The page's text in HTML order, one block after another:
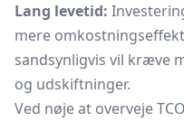
Lang levetid:
mere
sandsynligvis vil kræve
og udskiftninger.
Ved nøje at overveje